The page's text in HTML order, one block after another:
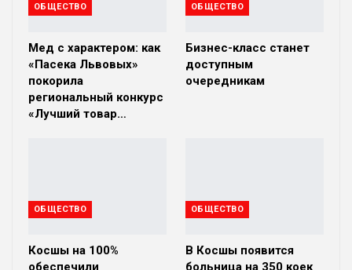
ОБЩЕСТВО
Мед с характером: как
«Пасека Львовых»
покорила
региональный конкурс
«Лучший товар…
ОБЩЕСТВО
Бизнес-класс станет
доступным
очередникам
ОБЩЕСТВО
Косшы на 100%
обеспечили
ОБЩЕСТВО
В Косшы появится
больница на 350 коек